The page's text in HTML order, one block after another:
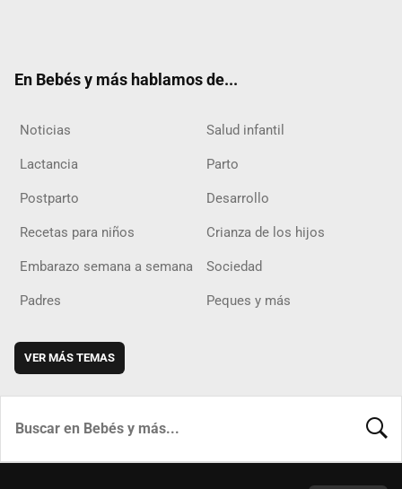
En Bebés y más hablamos de...
Noticias Salud infantil
Lactancia Parto
Postparto Desarrollo
Recetas para niños Crianza de los hijos
Embarazo semana a semana Sociedad
Padres Peques y más
VER MÁS TEMAS